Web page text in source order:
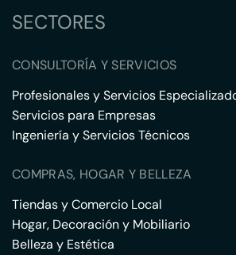
SECTORES
CONSULTORÍA Y SERVICIOS
Profesionales y Servicios
Servicios para Empresas
Ingeniería y Servicios Técnicos
COMPRAS, HOGAR Y BELLEZA
Tiendas y Comercio Local
Hogar, Decoración y Mobiliario
Belleza y Estética